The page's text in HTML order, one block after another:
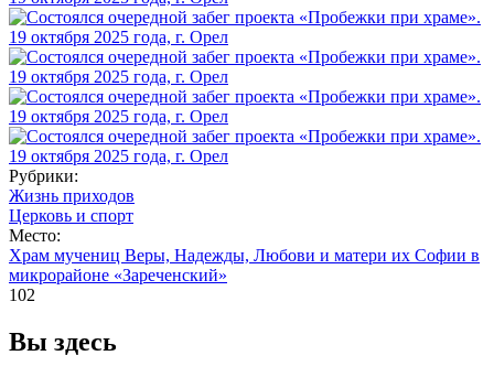
Рубрики:
Жизнь приходов
Церковь и спорт
Место:
Храм мучениц Веры, Надежды, Любови и матери их Софии в
микрорайоне «Зареченский»
102
Вы здесь